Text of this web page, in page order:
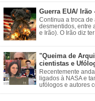
Guerra EUA/
Continua a troca de
desmentidos, entre
e Irão). O Irão diz ter
"Queima de
cientistas e
Recentemente
ligados à NASA e
ufólogos e autores